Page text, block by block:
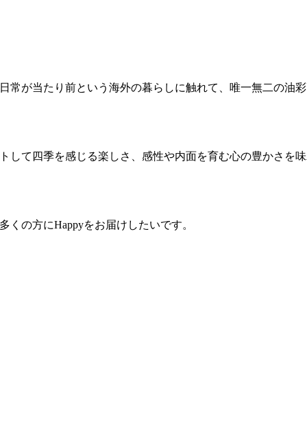
常が当たり前という海外の暮らしに触れて、唯一無二の油
して四季を感じる楽しさ、感性や内面を育む心の豊かさを
の方にHappyをお届けしたいです。